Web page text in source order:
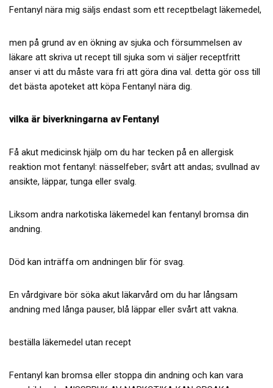
Fentanyl nära mig säljs endast som ett receptbelagt läkemedel,
men på grund av en ökning av sjuka och försummelsen av
läkare att skriva ut recept till sjuka som vi säljer receptfritt
anser vi att du måste vara fri att göra dina val. detta gör oss till
det bästa apoteket att köpa Fentanyl nära dig.
vilka är biverkningarna av Fentanyl
Få akut medicinsk hjälp om du har tecken på en allergisk
reaktion mot fentanyl: nässelfeber; svårt att andas; svullnad av
ansikte, läppar, tunga eller svalg.
Liksom andra narkotiska läkemedel kan fentanyl bromsa din
andning.
Död kan inträffa om andningen blir för svag.
En vårdgivare bör söka akut läkarvård om du har långsam
andning med långa pauser, blå läppar eller svårt att vakna.
beställa läkemedel utan recept
Fentanyl kan bromsa eller stoppa din andning och kan vara